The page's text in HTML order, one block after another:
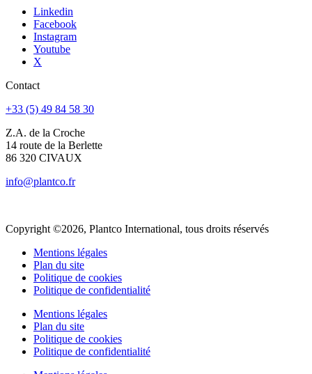
Une équipe à votre service, avec un bureau d’études intégré.
Vous êtes :